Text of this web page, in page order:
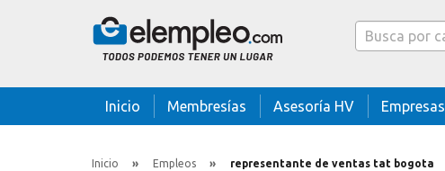
Caja buscador
Inicio Membresías Asesoría HV Empresas
Inicio Empleos representante de ventas tat bogota